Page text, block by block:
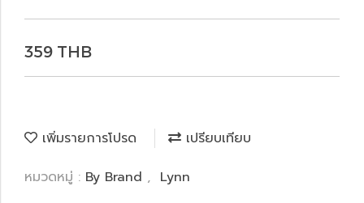
359 THB
เพิ่มรายการโปรด
เปรียบเทียบ
หมวดหมู่ : By Brand , Lynn